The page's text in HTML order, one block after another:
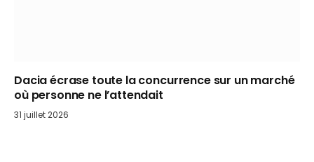
Dacia écrase toute la concurrence sur un marché
où personne ne l’attendait
31 juillet 2026